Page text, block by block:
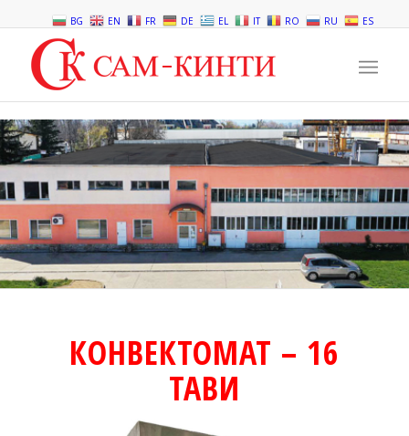
КОНВЕКТОМАТ – 16
ТАВИ
BG EN FR DE EL IT RO RU ES